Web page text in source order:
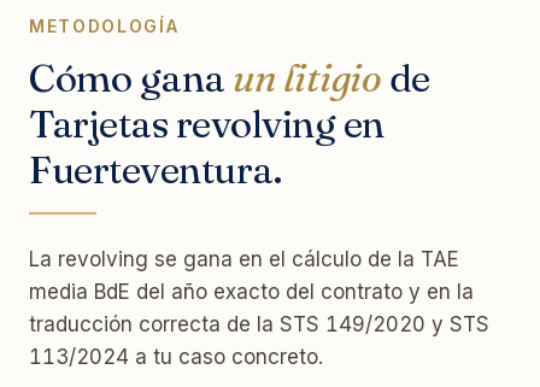
METODOLOGÍA
Cómo gana un litigio de
Tarjetas revolving en
Fuerteventura.
La revolving se gana en el cálculo de la TAE
media BdE del año exacto del contrato y en la
traducción correcta de la STS 149/2020 y STS
113/2024 a tu caso concreto.